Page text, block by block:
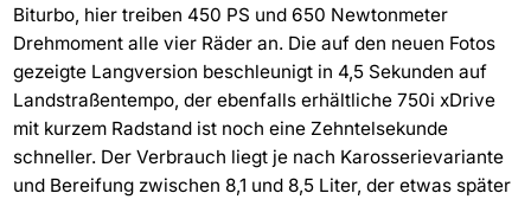
Biturbo, hier treiben 450 PS und 650 Newtonmeter
Drehmoment alle vier Räder an. Die auf den neuen Fotos
gezeigte Langversion beschleunigt in 4,5 Sekunden auf
Landstraßentempo, der ebenfalls erhältliche 750i xDrive
mit kurzem Radstand ist noch eine Zehntelsekunde
schneller. Der Verbrauch liegt je nach Karosserievariante
und Bereifung zwischen 8,1 und 8,5 Liter, der etwas später